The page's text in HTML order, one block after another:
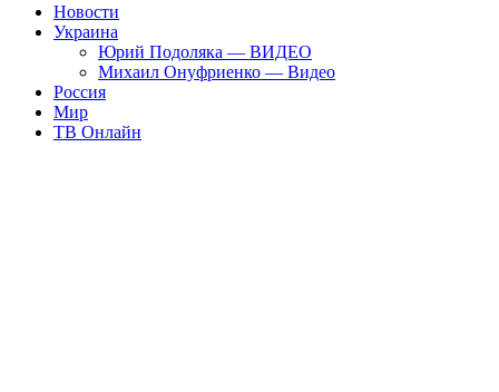
Новости
Украина
Юрий Подоляка — ВИДЕО
Михаил Онуфриенко — Видео
Россия
Мир
ТВ Онлайн